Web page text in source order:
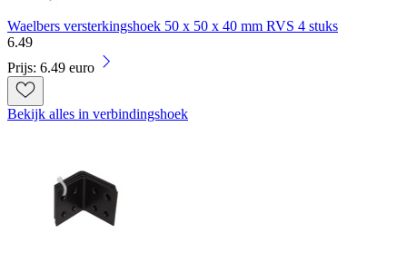
Waelbers versterkingshoek 50 x 50 x 40 mm RVS 4 stuks
6.49
Prijs: 6.49 euro
Bekijk alles in verbindingshoek